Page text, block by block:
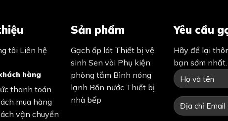
tôi Liên hệ
hàng
thanh toán
mua hàng
vận chuyển
Sản phẩm
Gạch ốp lát Thiết bị vệ
sinh Sen vòi Phụ kiện
phòng tắm Bình nóng
lạnh Bồn nước Thiết bị
nhà bếp
Yêu cầu
Hãy để lại
bạn sớm nhất.